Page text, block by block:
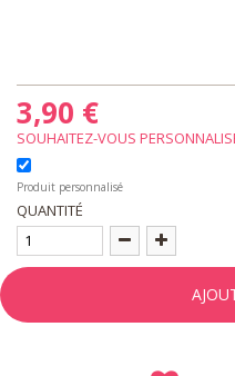
3,90 €
Produit personnalisé
QUANTITÉ